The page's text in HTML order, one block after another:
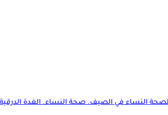
لصحة النساء في الصيف. صحة النساء. الغدة